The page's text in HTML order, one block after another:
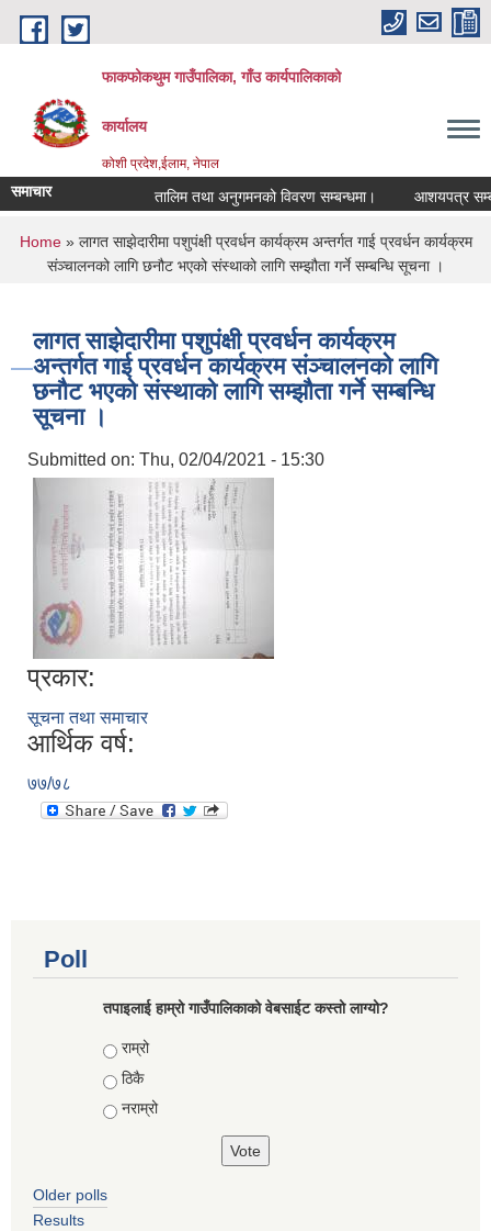
Skip to main content
फाकफोकथुम गाउँपालिका, गाँउ कार्यपालिकाको
कार्यालय
कोशी प्रदेश,ईलाम, नेपाल
समाचार तालिम तथा अनुगमनको विवरण सम्बन्धमा। आशयपत्र
You are here
Home» लागत साझेदारीमा पशुपंक्षी प्रवर्धन कार्यक्रम अन्तर्गत गाई प्रवर्धन कार्यक्रम
संञ्चालनको लागि छनौट भएको संस्थाको लागि सम्झौता गर्ने सम्बन्धि सूचना ।
लागत साझेदारीमा पशुपंक्षी प्रवर्धन कार्यक्रम
अन्तर्गत गाई प्रवर्धन कार्यक्रम संञ्चालनको लागि
छनौट भएको संस्थाको लागि सम्झौता गर्ने सम्बन्धि
सूचना ।
Submitted on: Thu, 02/04/2021 - 15:30
प्रकार:
सूचना तथा समाचार
आर्थिक वर्ष:
७७/७८
Poll
तपाइलाई हाम्रो गाउँपालिकाको वेबसाईट कस्तो लाग्यो?
Choices
राम्रो
ठिकै
नराम्रो
Older polls
Results